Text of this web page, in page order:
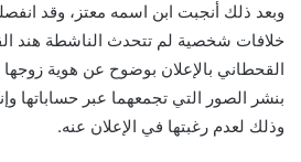
وبعد ذلك أنجبت ابن اسمه معتز، وقد
خلافات شخصية لم تتحدث الناشطة هند
القحطاني بالإعلان بوضوح عن هوية زوجها
بنشر الصور التي تجمعهما عبر حساباتها
وذلك لعدم رغبتها في الإعلان عنه.